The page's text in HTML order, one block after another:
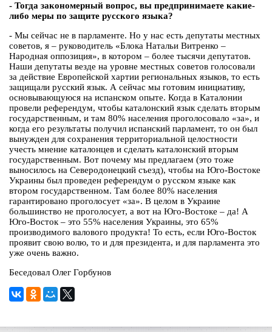
- Тогда закономерный вопрос, вы предпринимаете какие-
либо меры по защите русского языка?
- Мы сейчас не в парламенте. Но у нас есть депутаты местных
советов, я – руководитель «Блока Натальи Витренко –
Народная оппозиция», в котором – более тысячи депутатов.
Наши депутаты везде на уровне местных советов голосовали
за действие Европейской хартии региональных языков, то есть
защищали русский язык. А сейчас мы готовим инициативу,
основывающуюся на испанском опыте. Когда в Каталонии
провели референдум, чтобы каталонский язык сделать вторым
государственным, и там 80% населения проголосовало «за», и
когда его результаты получил испанский парламент, то он был
вынужден для сохранения территориальной целостности
учесть мнение каталонцев и сделать каталонский вторым
государственным. Вот почему мы предлагаем (это тоже
выносилось на Северодонецкий съезд), чтобы на Юго-Востоке
Украины был проведен референдум о русском языке как
втором государственном. Там более 80% населения
гарантировано проголосует «за». В целом в Украине
большинство не проголосует, а вот на Юго-Востоке – да! А
Юго-Восток – это 55% населения Украины, это 65%
производимого валового продукта! То есть, если Юго-Восток
проявит свою волю, то и для президента, и для парламента это
уже очень важно.
Беседовал Олег Горбунов